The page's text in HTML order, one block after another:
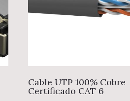
Cable UTP 100% Cobre
Certificado CAT 6